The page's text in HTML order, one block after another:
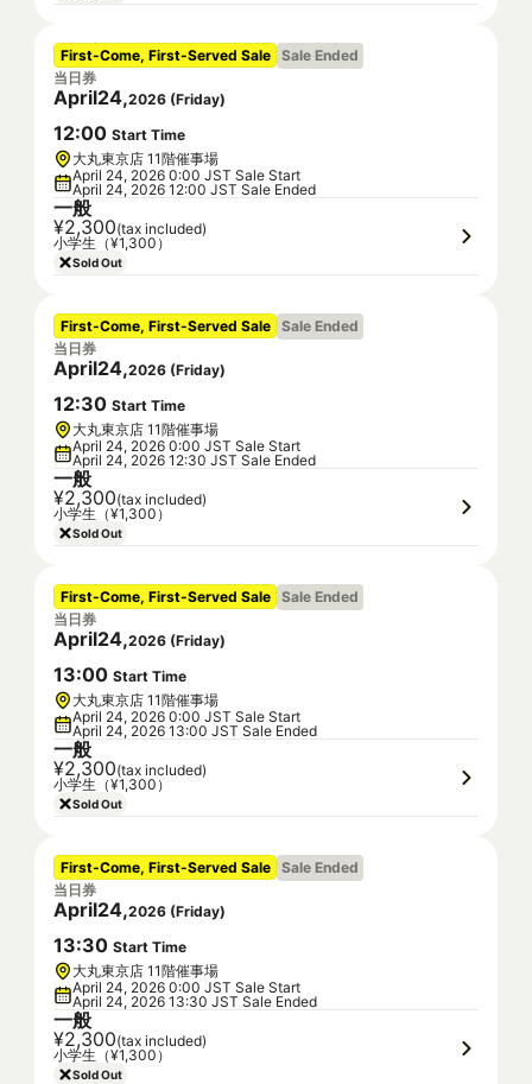
First-Come, First-Served Sale Sale Ended
当日券
April24,2026 (Friday)
12:00 Start Time
大丸東京店 11階催事場
April 24, 2026 0:00 JST Sale Start
April 24, 2026 12:00 JST Sale Ended
一般
¥2,300(tax included)
小学生（¥1,300）
Sold Out
First-Come, First-Served Sale Sale Ended
当日券
April24,2026 (Friday)
12:30 Start Time
大丸東京店 11階催事場
April 24, 2026 0:00 JST Sale Start
April 24, 2026 12:30 JST Sale Ended
一般
¥2,300(tax included)
小学生（¥1,300）
Sold Out
First-Come, First-Served Sale Sale Ended
当日券
April24,2026 (Friday)
13:00 Start Time
大丸東京店 11階催事場
April 24, 2026 0:00 JST Sale Start
April 24, 2026 13:00 JST Sale Ended
一般
¥2,300(tax included)
小学生（¥1,300）
Sold Out
First-Come, First-Served Sale Sale Ended
当日券
April24,2026 (Friday)
13:30 Start Time
大丸東京店 11階催事場
April 24, 2026 0:00 JST Sale Start
April 24, 2026 13:30 JST Sale Ended
一般
¥2,300(tax included)
小学生（¥1,300）
Sold Out